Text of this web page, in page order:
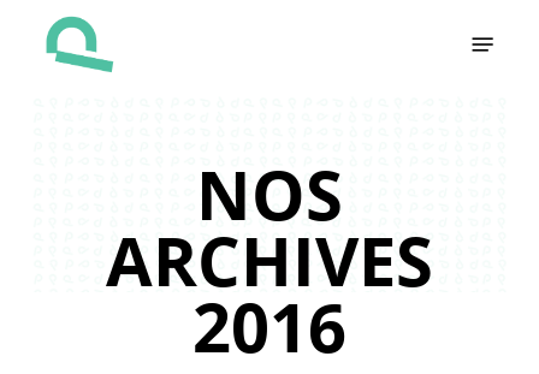
NOS
ARCHIVES
2016